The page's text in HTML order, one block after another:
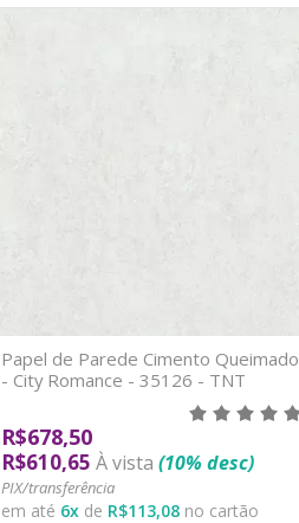
Papel de Parede Cimento Queimado
- City Romance - 35126 - TNT
R$678,50
R$610,65 À vista (10% desc)
PIX/transferência
em até 6x de R$113,08 no cartão